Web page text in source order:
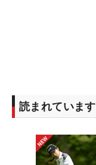
読まれています